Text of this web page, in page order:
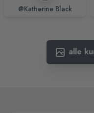
@Katherine Black
alle